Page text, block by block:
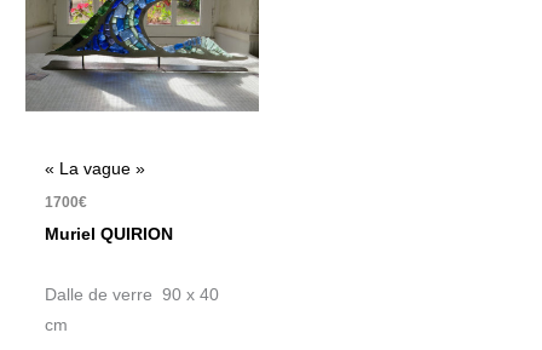
« La vague »
1700€
Muriel QUIRION
Dalle de verre 90 x 40
cm